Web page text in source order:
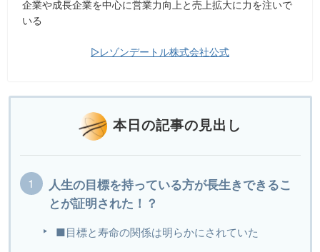
企業や成長企業を中心に営業力向上と売上拡大に力を注いで
いる
▷レゾンデートル株式会社公式
本日の記事の見出し
人生の目標を持っている方が長生きできるこ
とが証明された！？
■目標と寿命の関係は明らかにされていた